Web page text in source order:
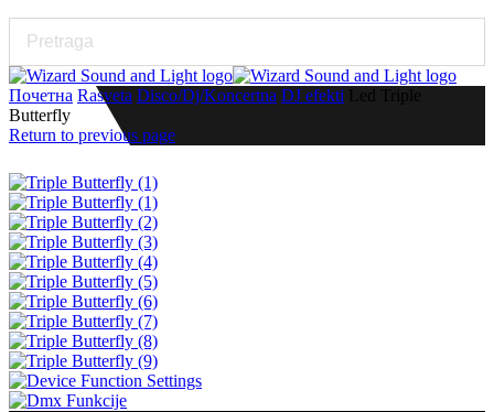
Почетна Rasveta Disco/Dj/Koncertna DJ efekti Led Triple
Butterfly
Return to previous page